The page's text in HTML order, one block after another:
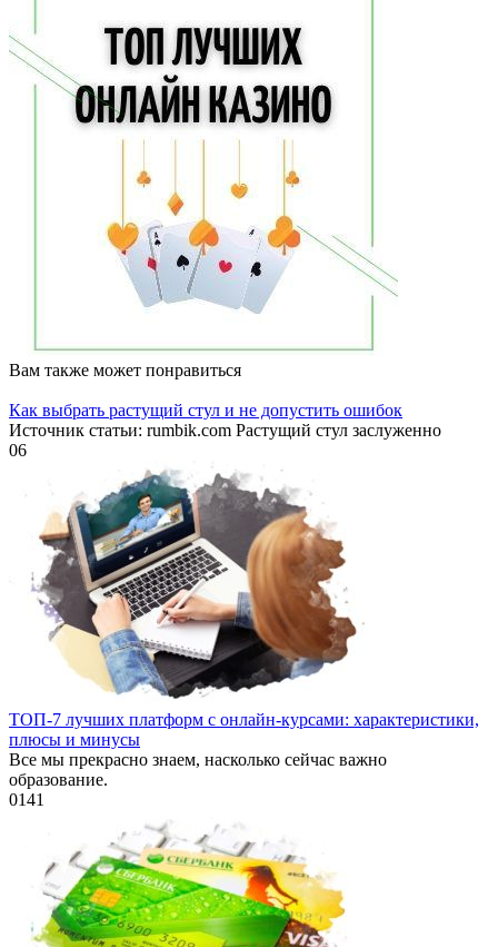
Вам также может понравиться
Как выбрать растущий стул и не допустить ошибок
Источник статьи: rumbik.com Растущий стул заслуженно
06
ТОП-7 лучших платформ с онлайн-курсами: характеристики,
плюсы и минусы
Все мы прекрасно знаем, насколько сейчас важно
образование.
0141